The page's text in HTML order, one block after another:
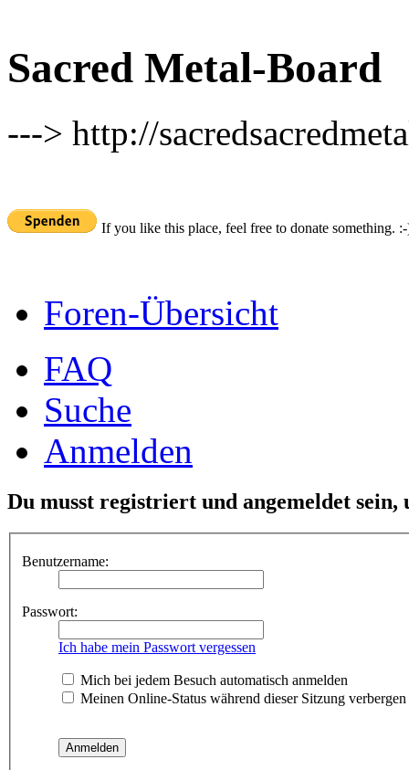
Sacred Metal-Board
---> http://
If you like this place, feel free to donate something.
Foren-Übersicht
FAQ
Suche
Anmelden
Du musst registriert und angemeldet sein,
Benutzername:
Passwort:
Ich habe mein Passwort vergessen
Mich bei jedem Besuch automatisch anmelden
Meinen Online-Status während dieser Sitzung verbergen